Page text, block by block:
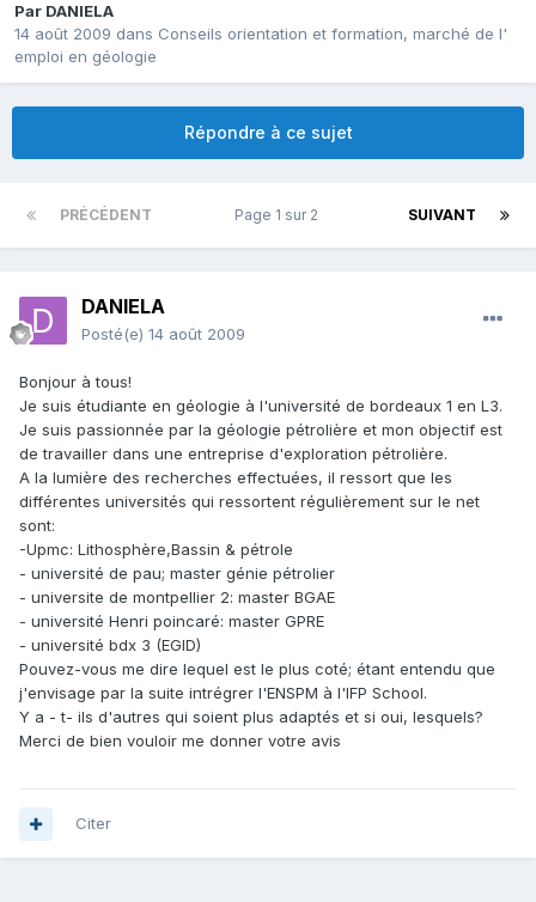
Par DANIELA
14 août 2009 dans Conseils orientation et formation, marché de l'
emploi en géologie
Répondre à ce sujet
PRÉCÉDENT SUIVANT
Page 1 sur 2
DANIELA
Posté(e) 14 août 2009
Bonjour à tous!
Je suis étudiante en géologie à l'université de bordeaux 1 en L3.
Je suis passionnée par la géologie pétrolière et mon objectif est
de travailler dans une entreprise d'exploration pétrolière.
A la lumière des recherches effectuées, il ressort que les
différentes universités qui ressortent régulièrement sur le net
sont:
-Upmc: Lithosphère,Bassin & pétrole
- université de pau; master génie pétrolier
- universite de montpellier 2: master BGAE
- université Henri poincaré: master GPRE
- université bdx 3 (EGID)
Pouvez-vous me dire lequel est le plus coté; étant entendu que
j'envisage par la suite intrégrer l'ENSPM à l'IFP School.
Y a - t- ils d'autres qui soient plus adaptés et si oui, lesquels?
Merci de bien vouloir me donner votre avis
Citer